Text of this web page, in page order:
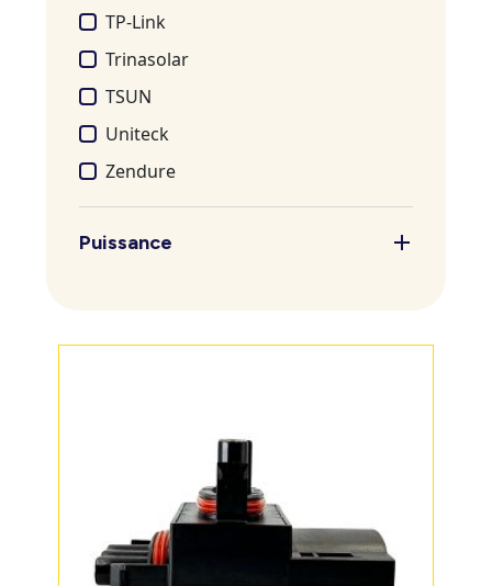
TP-Link
Trinasolar
TSUN
Uniteck
Zendure
Puissance